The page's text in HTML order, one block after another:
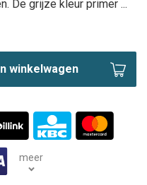
De grijze kleur primer ...
winkelwagen
meer